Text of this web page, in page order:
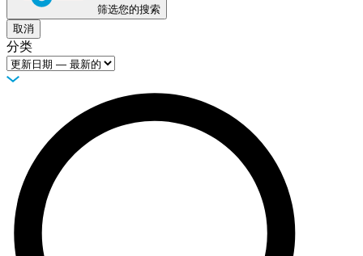
支
持
服
资
源
联
筛选您的搜索
取消
分类